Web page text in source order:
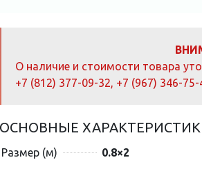
quantity
О наличие и стоимости товара
+7 (812) 377-09-32, +7 (967) 346-75-
ОСНОВНЫЕ
Размер (м) 0.8×2